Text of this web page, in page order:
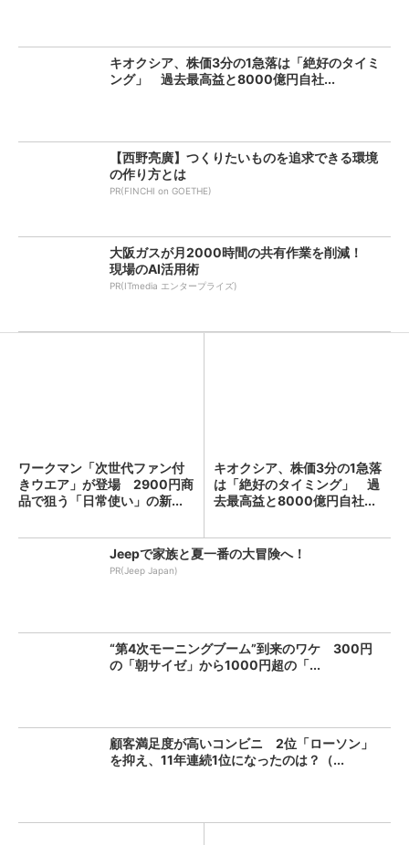
キオクシア、株価3分の1急落は「絶好のタイミ
ング」 過去最高益と8000億円自社...
【西野亮廣】つくりたいものを追求できる環境
の作り方とは
PR(FINCHI on GOETHE)
大阪ガスが月2000時間の共有作業を削減！
現場のAI活用術
PR(ITmedia エンタープライズ)
ワークマン「次世代ファン付
きウエア」が登場 2900円商
品で狙う「日常使い」の新...
キオクシア、株価3分の1急落
は「絶好のタイミング」 過
去最高益と8000億円自社...
Jeepで家族と夏一番の大冒険へ！
PR(Jeep Japan)
“第4次モーニングブーム”到来のワケ 300円
の「朝サイゼ」から1000円超の「...
顧客満足度が高いコンビニ 2位「ローソン」
を抑え、11年連続1位になったのは？（...